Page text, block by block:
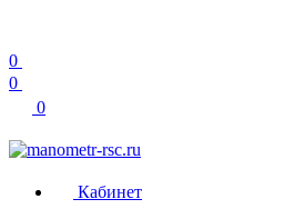
0
0
0
Кабинет